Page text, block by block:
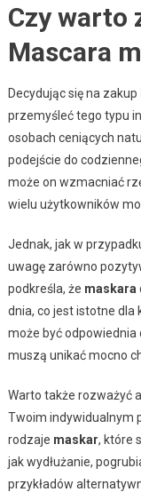
Czy warto
Mascara
Decydując się na zakup
przemyśleć tego typu
osobach ceniących
podejście do
może on wzmacniać
wielu użytkowników
Jednak, jak w
uwagę zarówno
podkreśla, że maskara
dnia, co jest istotne dla
może być odpowiednia
muszą unikać mocno
Warto także rozważyć
Twoim indywidualnym
rodzaje maskar, które
jak wydłużanie,
przykładów